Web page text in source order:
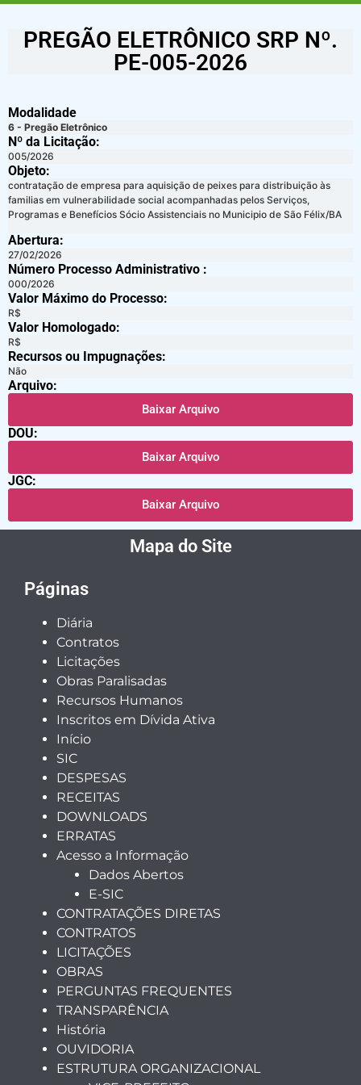
PREGÃO ELETRÔNICO SRP Nº.
PE-005-2026
Modalidade
6 - Pregão Eletrônico
Nº da Licitação: ​​
005/2026
Objeto:
contratação de empresa para aquisição de peixes para distribuição às
familias em vulnerabilidade social acompanhadas pelos Serviços,
Programas e Benefícios Sócio Assistenciais no Municipio de São Félix/BA
Abertura:
27/02/2026
Número Processo Administrativo :
000/2026
Valor Máximo do Processo: ​
R$
Valor Homologado: ​
R$
Recursos ou Impugnações: ​
Não
Arquivo:
Baixar Arquivo
DOU:
Baixar Arquivo
JGC:
Baixar Arquivo
Mapa do Site
Páginas
Diária
Contratos
Licitações
Obras Paralisadas
Recursos Humanos
Inscritos em Dívida Ativa
Início
SIC
DESPESAS
RECEITAS
DOWNLOADS
ERRATAS
Acesso a Informação
Dados Abertos
E-SIC
CONTRATAÇÕES DIRETAS
CONTRATOS
LICITAÇÕES
OBRAS
PERGUNTAS FREQUENTES
TRANSPARÊNCIA
História
OUVIDORIA
ESTRUTURA ORGANIZACIONAL